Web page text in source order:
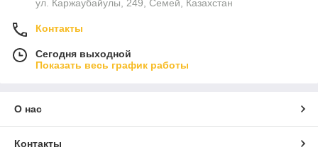
ул. Каржаубайулы, 249, Семей, Казахстан
Контакты
Сегодня выходной
Показать весь график работы
О нас
Контакты